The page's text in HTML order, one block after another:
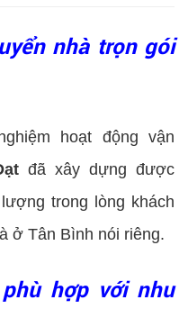
nhà trọn gói
hoạt động vận
đã xây dựng được
trong lòng khách
ở Tân Bình nói riêng.
hợp với nhu